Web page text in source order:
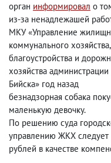
орган информировал о
из-за ненадлежашей
МКУ «Управление
коммунального хозяйства,
благоустройства и
хозяйства администрации
Бийска» год назад
безнадзорная собака
маленькую девочку.
По решению суда
управлению ЖКХ следует
рублей в качестве